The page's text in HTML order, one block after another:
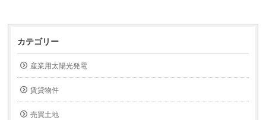
カテゴリー
産業用太陽光発電
賃貸物件
売買土地